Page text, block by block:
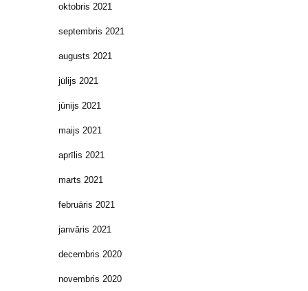
oktobris 2021
septembris 2021
augusts 2021
jūlijs 2021
jūnijs 2021
maijs 2021
aprīlis 2021
marts 2021
februāris 2021
janvāris 2021
decembris 2020
novembris 2020